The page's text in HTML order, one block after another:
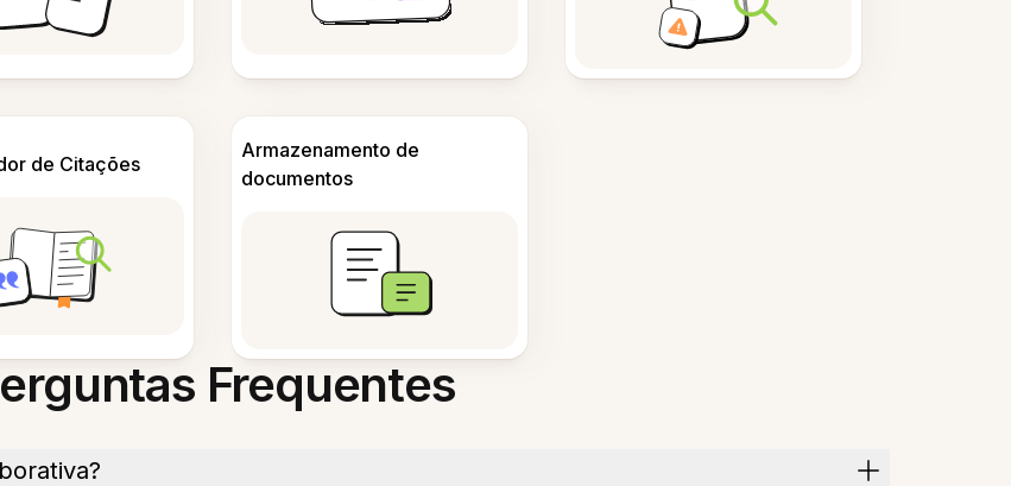
de Citações
Armazenamento de
documentos
Frequentes